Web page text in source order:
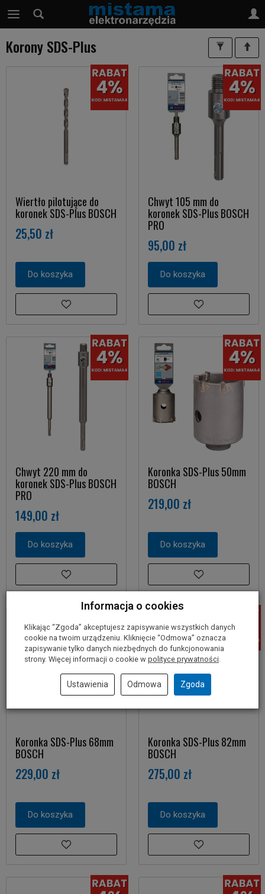
Korony SDS-Plus
Wiertło pilotujące do
koronek SDS-Plus BOSCH
25,50 zł
Do koszyka
Chwyt 105 mm do
koronek SDS-Plus BOSCH
PRO
95,00 zł
Do koszyka
Chwyt 220 mm do
koronek SDS-Plus BOSCH
PRO
149,00 zł
Do koszyka
Koronka SDS-Plus 50mm
BOSCH
219,00 zł
Do koszyka
Koronka SDS-Plus 68mm
BOSCH
229,00 zł
Do koszyka
Koronka SDS-Plus 82mm
BOSCH
275,00 zł
Do koszyka
Informacja o cookies
Klikając “Zgoda” akceptujesz zapisywanie wszystkich danych
cookie na twoim urządzeniu. Kliknięcie “Odmowa” oznacza
zapisywanie tylko danych niezbędnych do funkcjonowania
strony. Więcej informacji o cookie w polityce prywatności
Ustawienia Odmowa Zgoda